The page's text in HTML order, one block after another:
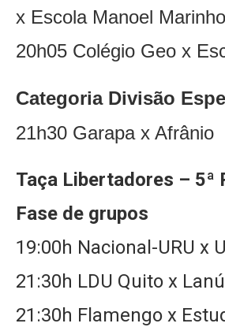
x Escola Manoel Marinho
20h05 Colégio Geo x
Categoria Divisão
21h30 Garapa x Afrânio
Taça Libertadores – 5ª
Fase de grupos
19:00h Nacional-URU x
21:30h LDU Quito x
21:30h Flamengo x